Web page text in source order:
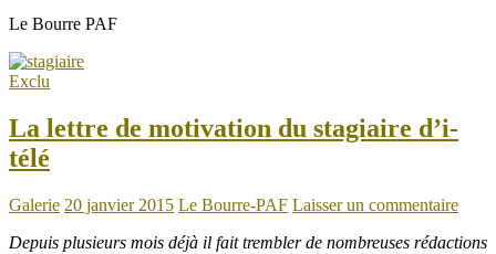
Le Bourre PAF
Exclu
La lettre de motivation du stagiaire d’i-
télé
Galerie 20 janvier 2015 Le Bourre-PAF Laisser un commentaire
Depuis plusieurs mois déjà il fait trembler de nombreuses rédactions